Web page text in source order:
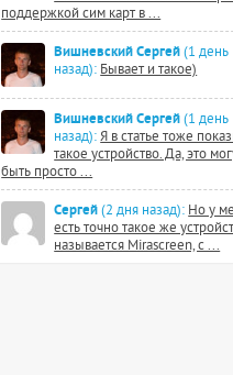
поддержкой сим карт в ...
Вишневский Сергей (1 день
назад): Бывает и такое)
Вишневский Сергей (1 день
назад): Я в статье тоже
такое устройство. Да, это
быть просто ...
Сергей (2 дня назад): Но у
есть точно такое же
называется Mirascreen, с ...